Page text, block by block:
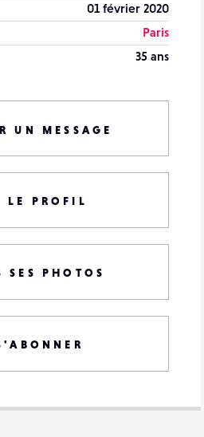
01 février 2020
Paris
35 ans
UN MESSAGE
LE PROFIL
SES PHOTOS